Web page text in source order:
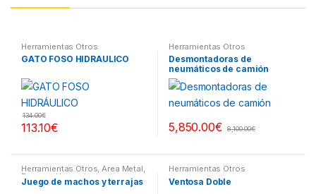
Herramientas Otros
GATO FOSO HIDRÁULICO
113.10€
134.00€
Herramientas Otros
Desmontadoras de
neumáticos de camión
5,850.00€ 8,100.00€
Herramientas Otros,Area Metal,
Roscas, Herramientas ,
Maletines Herramientas,
Juego de machos y terrajas
Herramientas Otros
Ventosa Doble